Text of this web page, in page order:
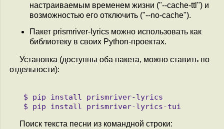
настраиваемым временем жизни ("--cache-ttl") и
возможностью его отключить ("--no-cache").
Пакет prismriver-lyrics можно использовать как
библиотеку в своих Python-проектах.
Установка (доступны оба пакета, можно ставить по
отдельности):
Поиск текста песни из командной строки: